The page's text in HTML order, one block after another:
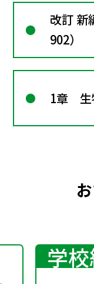
改訂 新
902）
1章 生
学